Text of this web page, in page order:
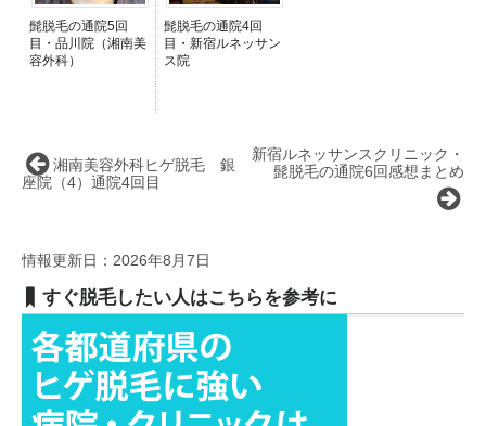
髭脱毛の通院5回
目・品川院（湘南美
容外科）
髭脱毛の通院4回
目・新宿ルネッサン
ス院
新宿ルネッサンスクリニック・
髭脱毛の通院6回感想まとめ
湘南美容外科ヒゲ脱毛 銀
座院（4）通院4回目
情報更新日：2026年8月7日
すぐ脱毛したい人はこちらを参考に